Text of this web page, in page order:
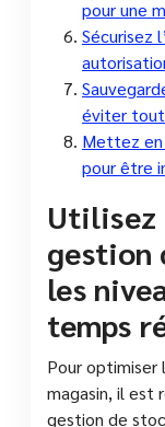
pour une
Sécurisez
éviter
Mettez
pour être
Utilisez
gestion
les
temps
Pour
magasin, il est
gestion de